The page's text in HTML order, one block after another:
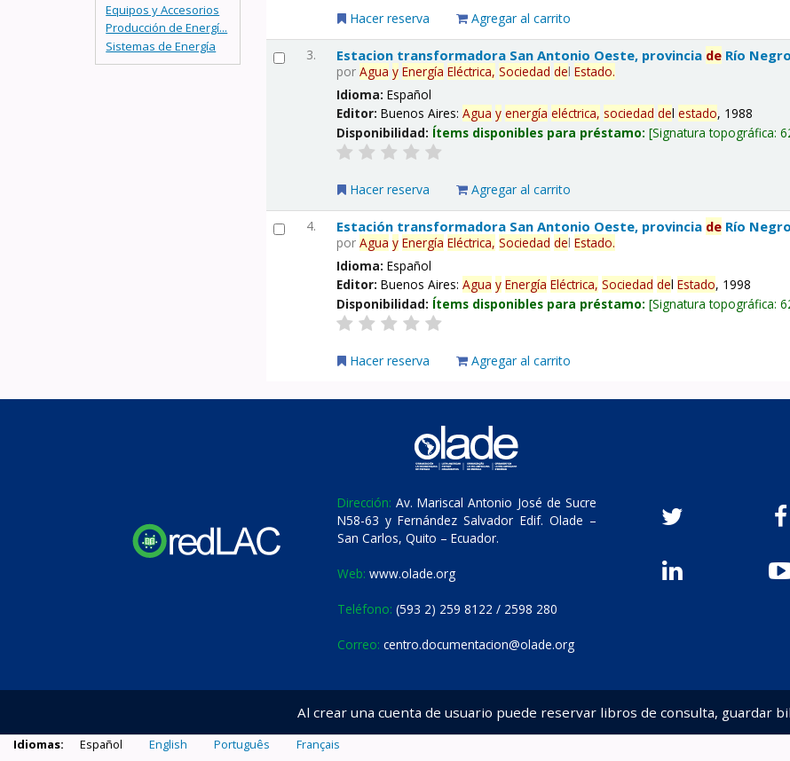
Equipos y Accesorios
Producción de Energí...
Sistemas de Energía
Hacer reserva Agregar al carrito
3. Estacion transformadora San Antonio Oeste, provincia de Río
porAgua y Energía Eléctrica, Sociedad delEstado.
Idioma:Español
Editor:Buenos Aires:Agua y energía eléctrica, sociedad delestado, 1988
Disponibilidad: Ítems disponibles para préstamo: Signatura topográfica:
Hacer reserva Agregar al carrito
4. Estación transformadora San Antonio Oeste, provincia de Río
porAgua y Energía Eléctrica, Sociedad delEstado.
Idioma:Español
Editor:Buenos Aires:Agua y Energía Eléctrica, Sociedad delEstado, 1998
Disponibilidad: Ítems disponibles para préstamo: Signatura topográfica:
Hacer reserva Agregar al carrito
Dirección: Av. Mariscal Antonio José de Sucre
N58-63 y Fernández Salvador Edif. Olade –
San Carlos, Quito – Ecuador.
Web: www.olade.org
Teléfono: (593 2) 259 8122 / 2598 280
Correo: centro.documentacion@olade.org
Al crear una cuenta de usuario puede reservar libros de consulta, guardar
Idiomas: Español English Português Français